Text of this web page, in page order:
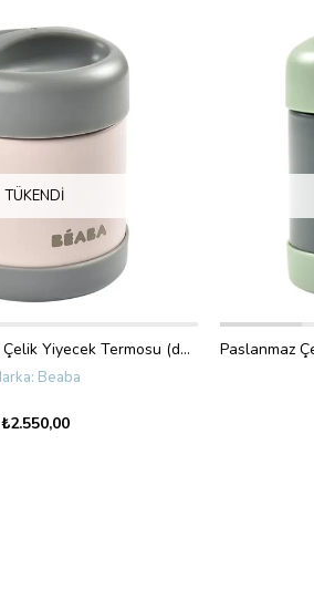
TÜKENDI
300 ml Paslanmaz Çelik Yiyecek Termosu (dark mist/light pink)
Beaba
₺2.550,00